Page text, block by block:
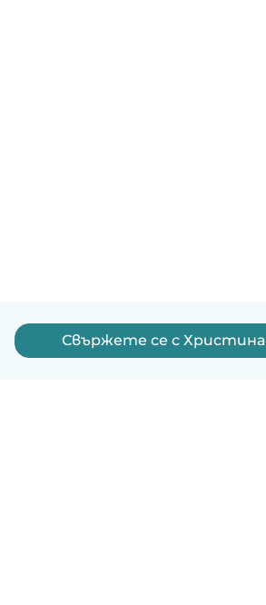
Свържете се с Христина